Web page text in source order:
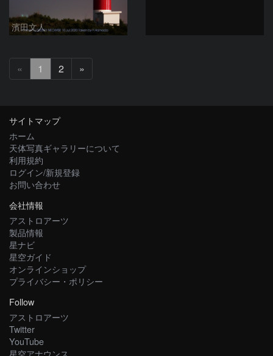
濱田文人
« 1 2 »
へ
サイトマップ
ホーム
天体写真ギャラリーについて
利用規約
ログイン/新規登録
お問い合わせ
会社情報
アストロアーツ
製品情報
星ナビ
星空ガイド
オンラインショップ
プライバシー・ポリシー
Follow
アストロアーツ
Twitter
YouTube
星空アナウンス